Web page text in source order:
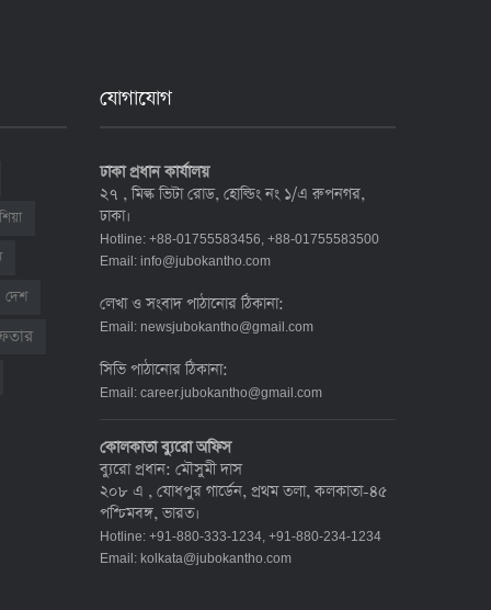
২৪ ঘণ্টায় করোনায় আরও ৪ জনের মৃত্যু,
দেশে করোনায় মৃত্যু ও শনাক্ত কমেছে
৬ জুলাই ২০২২, ১৯:০২
৯৯৮
৫ জুলাই ২০২২, ১৮:৪৭
করোনায় ২৪ ঘণ্টায় মৃত্যু ১২, শনাক্ত দুই হাজার
ছাড়িয়ে
৪ জুলাই ২০২২, ১৬:৫১
দেশ
যোগাযোগ
ঢাকা প্রধান কার্যালয়
২৭ , মিল্ক ভিটা রোড, হোল্ডিং নং ১/এ রুপনগর,
ঢাকা।
Hotline: +88-01755583456, +88-01755583500
Email: info@jubokantho.com
লেখা ও সংবাদ পাঠানোর ঠিকানা:
Email: newsjubokantho@gmail.com
সিভি পাঠানোর ঠিকানা:
Email: career.jubokantho@gmail.com
কোলকাতা ব্যুরো অফিস
ব্যুরো প্রধান: মৌসুমী দাস
২০৮ এ , যোধপুর গার্ডেন, প্রথম তলা, কলকাতা-৪৫
পশ্চিমবঙ্গ, ভারত।
Hotline: +91-880-333-1234, +91-880-234-1234
Email: kolkata@jubokantho.com